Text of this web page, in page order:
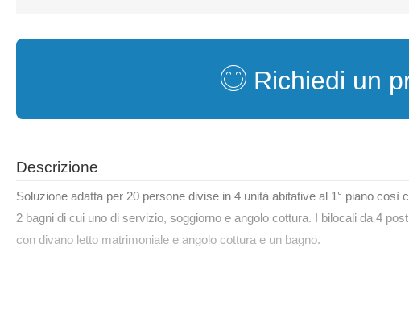
Richiedi un
Descrizione
Soluzione adatta per 20 persone divise in 4 unità abitative al 1° piano
2 bagni di cui uno di servizio, soggiorno e angolo cottura. I bilocali da 4
con divano letto matrimoniale e angolo cottura e un bagno.